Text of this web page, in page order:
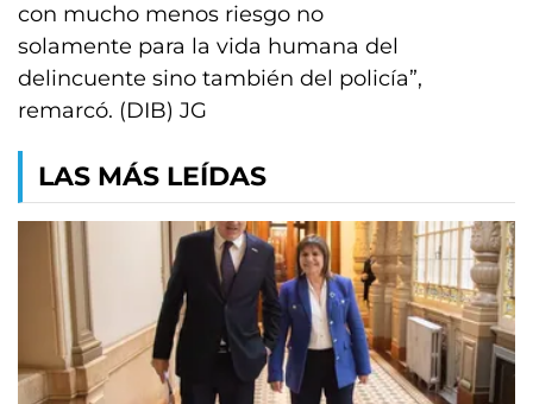
con mucho menos riesgo no
solamente para la vida humana del
delincuente sino también del policía”,
remarcó. (DIB) JG
LAS MÁS LEÍDAS